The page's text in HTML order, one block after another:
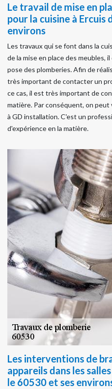
Le travail de mise en
pour la cuisine à Ercuis
environs
Les travaux qui se font dans la
de la mise en place des meubles,
pose des plomberies. Afin de
très important de contacter un
ce cas, il est très important de
matière. Par conséquent, on
à GD installation. C'est un
d'expérience en la matière.
Les interventions de
appareils dans les
le 60530 et ses